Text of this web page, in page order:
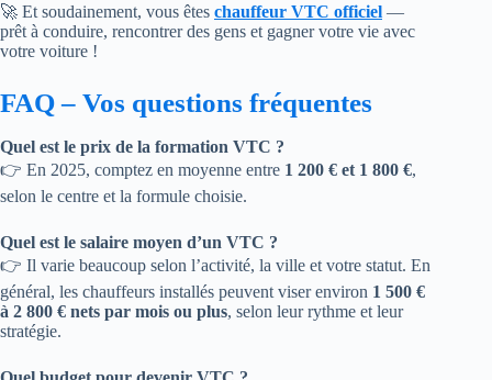
🚀 Et soudainement, vous êtes chauffeur VTC officiel —
prêt à conduire, rencontrer des gens et gagner votre vie avec
votre voiture !
FAQ – Vos questions fréquentes
Quel est le prix de la formation VTC ?
👉 En 2025, comptez en moyenne entre 1 200 € et 1 800 €,
selon le centre et la formule choisie.
Quel est le salaire moyen d’un VTC ?
👉 Il varie beaucoup selon l’activité, la ville et votre statut. En
général, les chauffeurs installés peuvent viser environ 1 500 €
à 2 800 € nets par mois ou plus, selon leur rythme et leur
stratégie.